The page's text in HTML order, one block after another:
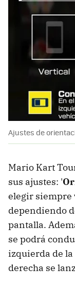
Ajustes de
Mario Kart
sus ajustes: '
elegir siempre
dependiendo
pantalla.
se podrá
izquierda de
derecha se